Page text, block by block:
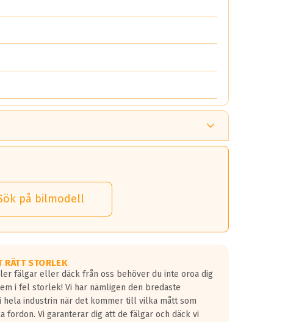
på bilmodell
RÄTT STORLEK
fälgar eller däck från oss behöver du inte oroa dig
i fel storlek! Vi har nämligen den bredaste
hela industrin när det kommer till vilka mått som
fordon. Vi garanterar dig att de fälgar och däck vi